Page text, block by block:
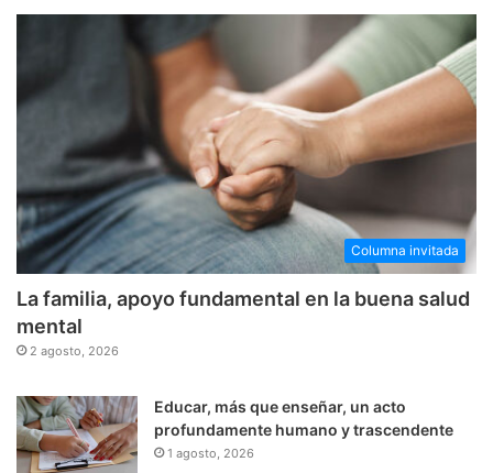
Columna invitada
La familia, apoyo fundamental en la buena salud
mental
2 agosto, 2026
Educar, más que enseñar, un acto
profundamente humano y trascendente
1 agosto, 2026